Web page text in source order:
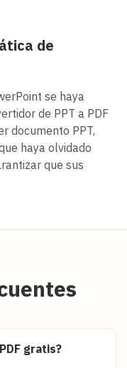
de
se haya
de PPT a PDF
documento PPT,
haya olvidado
que sus
gratis?